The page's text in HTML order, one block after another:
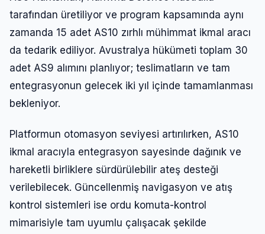
tarafından üretiliyor ve program kapsamında aynı
zamanda 15 adet AS10 zırhlı mühimmat ikmal aracı
da tedarik ediliyor. Avustralya hükümeti toplam 30
adet AS9 alımını planlıyor; teslimatların ve tam
entegrasyonun gelecek iki yıl içinde tamamlanması
bekleniyor.
Platformun otomasyon seviyesi artırılırken, AS10
ikmal aracıyla entegrasyon sayesinde dağınık ve
hareketli birliklere sürdürülebilir ateş desteği
verilebilecek. Güncellenmiş navigasyon ve atış
kontrol sistemleri ise ordu komuta-kontrol
mimarisiyle tam uyumlu çalışacak şekilde